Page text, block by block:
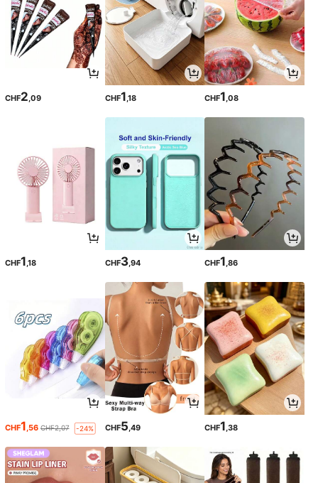
CHF2 ,09 CHF1 ,18 CHF1 ,08
CHF1,18 CHF3,94 CHF1,86
CHF1,56 CHF2,07 -24% CHF5,49 CHF1,38